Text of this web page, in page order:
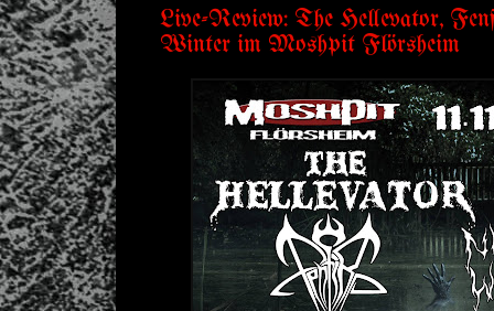
Live-Review: The Hellevator,
Winter im Moshpit Flörsheim